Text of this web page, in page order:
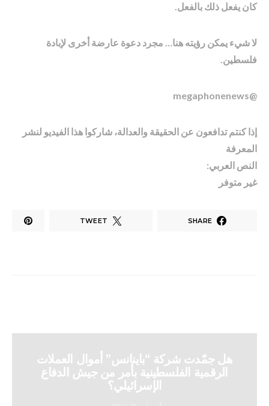
كان يفعل ذلك بالفعل.
لا شيء يمكن رؤيته هنا… مجرد دعوة عارضة أخرى لإبادة
فلسطين.
@megaphonenews
إذا كنتم تدافعون عن الحقيقة والعدالة، شاركوا هذا الفيديو لنشر
المعرفة
النص العربي:
غير متوفر
SHARE
TWEET
هل جمّدت شركة “باينانس” أموال العملات
الرقمية الفلسطينية بأمر من جيش الدفاع
الإسرائيلي؟